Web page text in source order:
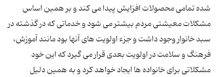
شده تمامی محصولات افزایش پیدا می کند و بر همین اساس
مشکلات معیشتی مردم بیشتر می شود و خدماتی که در گذشته در
سبد خانوار وجود داشت و جزء اولویت های آنها بود مانند آموزش،
فرهنگ و سلامت در اولویت بعدی قرار می گیرد که این خود
مشکلاتی برای خانواده ها ایجاد خواهد کرد و به همین دلیل